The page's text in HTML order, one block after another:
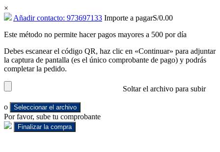
×
Añadir contacto: 973697133 Importe a pagarS/0.00
Este método no permite hacer pagos mayores a 500 por día
Debes escanear el código QR, haz clic en «Continuar» para adjuntar
la captura de pantalla (es el único comprobante de pago) y podrás
completar la pedido.
Soltar el archivo para subir
o Seleccionar el archivo
Por favor, sube tu comprobante